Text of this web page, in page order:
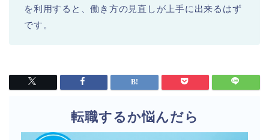
を利用すると、働き方の見直しが上手に出来るはず
です。
転職するか悩んだら